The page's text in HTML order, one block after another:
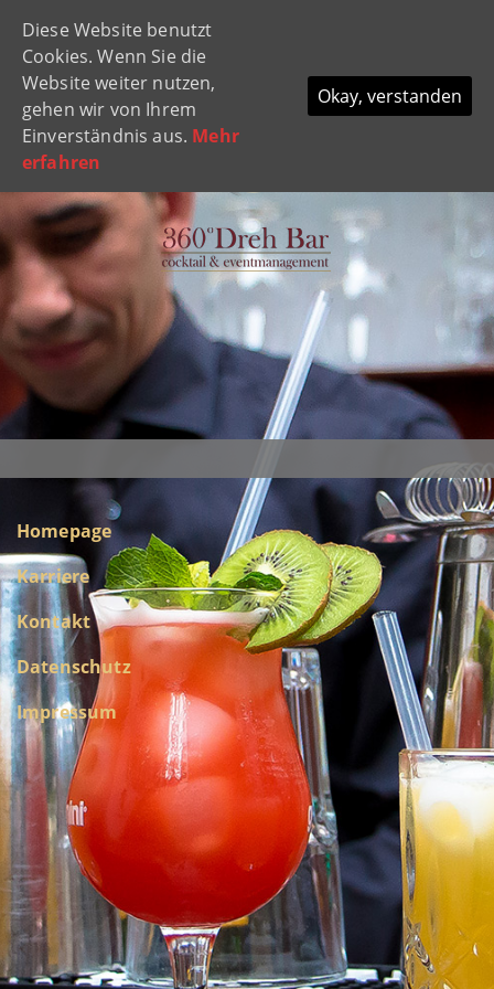
Homepage
Karriere
Kontakt
Datenschutz
Impressum
Diese Website benutzt
Cookies. Wenn Sie die
Website weiter nutzen,
gehen wir von Ihrem
Einverständnis aus. Mehr
erfahren
Okay, verstanden